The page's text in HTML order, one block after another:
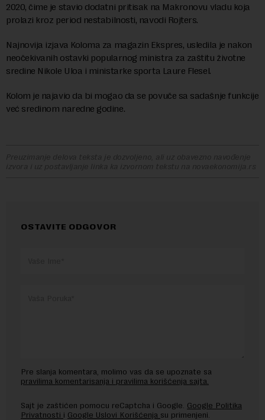
2020, čime je stavio dodatni pritisak na Makronovu vladu koja
prolazi kroz period nestabilnosti, navodi Rojters.
Najnovija izjava Koloma za magazin Ekspres, usledila je nakon
neočekivanih ostavki popularnog ministra za zaštitu životne
sredine Nikole Uloa i ministarke sporta Laure Flesel.
Kolom je najavio da bi mogao da se povuče sa sadašnje funkcije
već sredinom naredne godine.
Preuzimanje delova teksta je dozvoljeno, ali uz obavezno navođenje
izvora i uz postavljanje linka ka izvornom tekstu na novaekonomija.rs
OSTAVITE ODGOVOR
Pre slanja komentara, molimo vas da se upoznate sa
pravilima komentarisanja i pravilima korišćenja sajta.
Sajt je zaštićen pomocu reCaptcha i Google. Google Politika
Privatnosti i Google Uslovi Korišćenja su primenjeni.